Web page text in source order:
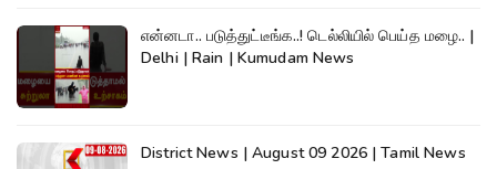
என்னடா.. படுத்துட்டீங்க..! டெல்லியில் பெய்த மழை.. |
Delhi | Rain | Kumudam News
District News | August 09 2026 | Tamil News